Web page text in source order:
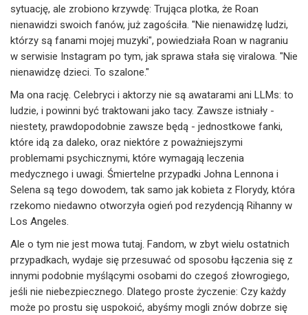
sytuację, ale zrobiono krzywdę: Trująca plotka, że Roan
nienawidzi swoich fanów, już zagościła. "Nie nienawidzę ludzi,
którzy są fanami mojej muzyki", powiedziała Roan w nagraniu
w serwisie Instagram po tym, jak sprawa stała się viralowa. "Nie
nienawidzę dzieci. To szalone."
Ma ona rację. Celebryci i aktorzy nie są awatarami ani LLMs: to
ludzie, i powinni być traktowani jako tacy. Zawsze istniały -
niestety, prawdopodobnie zawsze będą - jednostkowe fanki,
które idą za daleko, oraz niektóre z poważniejszymi
problemami psychicznymi, które wymagają leczenia
medycznego i uwagi. Śmiertelne przypadki Johna Lennona i
Selena są tego dowodem, tak samo jak kobieta z Florydy, która
rzekomo niedawno otworzyła ogień pod rezydencją Rihanny w
Los Angeles.
Ale o tym nie jest mowa tutaj. Fandom, w zbyt wielu ostatnich
przypadkach, wydaje się przesuwać od sposobu łączenia się z
innymi podobnie myślącymi osobami do czegoś złowrogiego,
jeśli nie niebezpiecznego. Dlatego proste życzenie: Czy każdy
może po prostu się uspokoić, abyśmy mogli znów dobrze się